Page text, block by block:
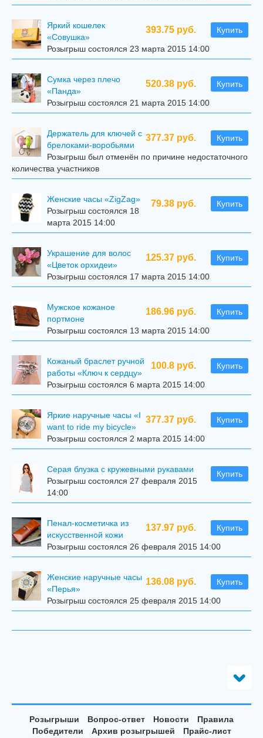
393.75 руб. Купить
Яркий кошелек
«Совушка»
Розыгрыш состоялся 23 марта 2015 14:00
520.38 руб. Купить
Сумка через плечо
«Панда»
Розыгрыш состоялся 21 марта 2015 14:00
377.37 руб. Купить
Держатель для ключей с
брелоками-воробьями
Розыгрыш был отменён по причине недостаточного
количества участников
79.38 руб. Купить
Женские часы «ZigZag»
Розыгрыш состоялся 18
марта 2015 14:00
125.37 руб. Купить
Украшение для волос
«Цветок орхидеи»
Розыгрыш состоялся 17 марта 2015 14:00
186.96 руб. Купить
Мужское кожаное
портмоне
Розыгрыш состоялся 13 марта 2015 14:00
100.8 руб. Купить
Кожаный браслет ручной
работы «Ключ к сердцу»
Розыгрыш состоялся 6 марта 2015 14:00
377.37 руб. Купить
Яркие наручные часы «I
want to ride my bicycle»
Розыгрыш состоялся 2 марта 2015 14:00
Купить
Серая блузка с кружевными рукавами
Розыгрыш состоялся 27 февраля 2015
14:00
137.97 руб. Купить
Пенал-косметичка из
искусственной кожи
Розыгрыш состоялся 26 февраля 2015 14:00
136.08 руб. Купить
Женские наручные часы
«Перья»
Розыгрыш состоялся 25 февраля 2015 14:00
Розыгрыши Вопрос-ответ Новости
Правила
Победители
Архив розыгрышей Прайс-лист